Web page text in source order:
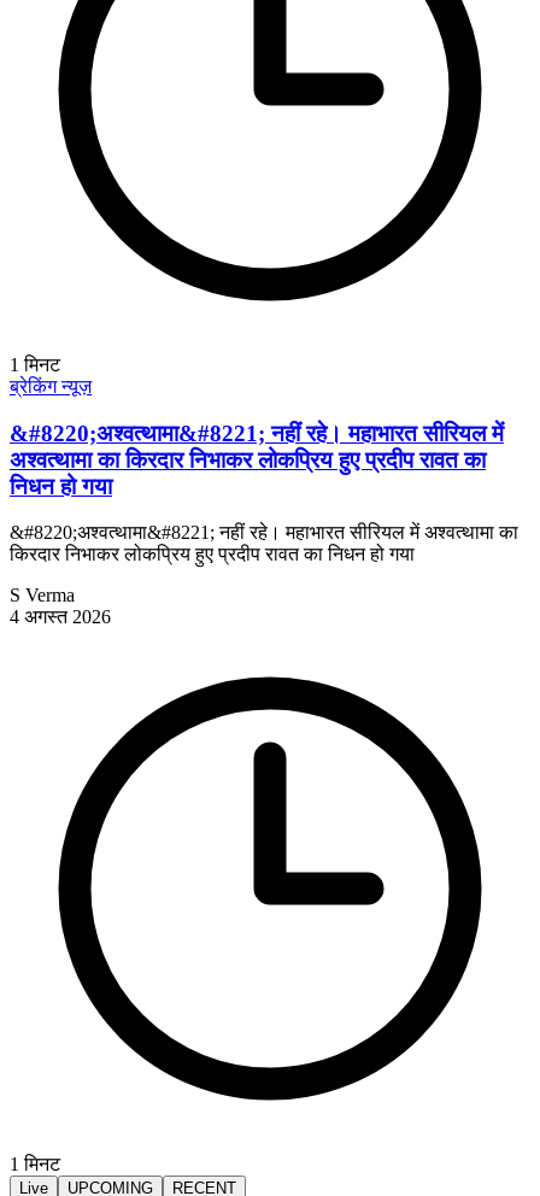
1 मिनट
ब्रेकिंग न्यूज़
&#8220;अश्वत्थामा&#8221; नहीं रहे। महाभारत सीरियल में
अश्वत्थामा का किरदार निभाकर लोकप्रिय हुए प्रदीप रावत का
निधन हो गया
&#8220;अश्वत्थामा&#8221; नहीं रहे। महाभारत सीरियल में अश्वत्थामा का
किरदार निभाकर लोकप्रिय हुए प्रदीप रावत का निधन हो गया
S Verma
4 अगस्त 2026
1 मिनट
Live UPCOMING RECENT